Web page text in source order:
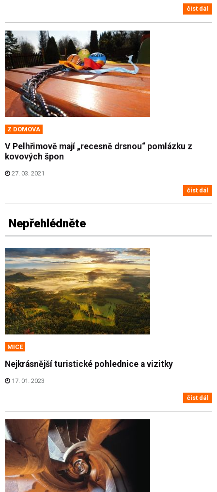
číst dál
Z DOMOVA
V Pelhřimově mají „recesně drsnou“ pomlázku z
kovových špon
27. 03. 2021
číst dál
Nepřehlédněte
MICE
Nejkrásnější turistické pohlednice a vizitky
17. 01. 2023
číst dál